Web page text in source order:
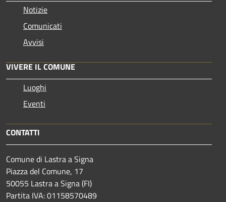
Notizie
Comunicati
Avvisi
VIVERE IL COMUNE
Luoghi
Eventi
CONTATTI
Comune di Lastra a Signa
Piazza del Comune, 17
50055 Lastra a Signa (FI)
Partita IVA: 01158570489